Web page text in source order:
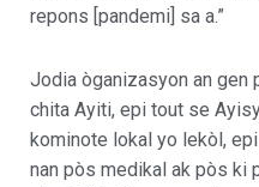
repons [pandemi] sa a.”
Jodia òganizasyon an gen
chita Ayiti, epi tout se
kominote lokal yo lekòl,
nan pòs medikal ak pòs ki